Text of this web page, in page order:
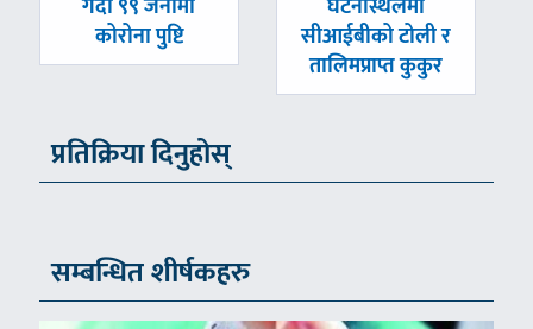
गर्दा ९९ जनामा
कोरोना पुष्टि
घटनास्थलमा
सीआईबीको टोली र
तालिमप्राप्त कुकुर
प्रतिक्रिया दिनुहोस्
सम्बन्धित शीर्षकहरु